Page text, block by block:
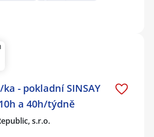
- pokladní SINSAY
a 40h/týdně
s.r.o.